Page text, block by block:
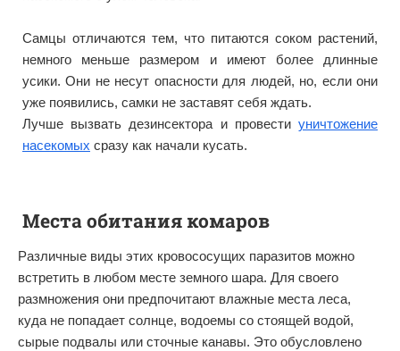
Самцы отличаются тем, что питаются соком растений,
немного меньше размером и имеют более длинные
усики. Они не несут опасности для людей, но, если они
уже появились, самки не заставят себя ждать.
Лучше вызвать дезинсектора и провести уничтожение
насекомых сразу как начали кусать.
Места обитания комаров
Различные виды этих кровососущих паразитов можно
встретить в любом месте земного шара. Для своего
размножения они предпочитают влажные места леса,
куда не попадает солнце, водоемы со стоящей водой,
сырые подвалы или сточные канавы. Это обусловлено